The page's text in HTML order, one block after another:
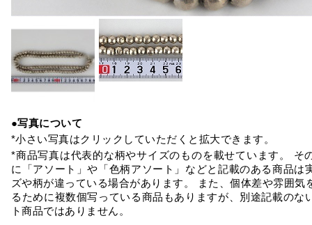
●写真について
*小さい写真はクリックしていただくと拡大できます。
*商品写真は代表的な柄やサイズのものを載せています。 そ
に「アソート」や「色柄アソート」などと記載のある商品は
ズや柄が違っている場合があります。 また、個体差や雰囲気
るために複数個写っている商品もありますが、別途記載のな
ト商品ではありません。